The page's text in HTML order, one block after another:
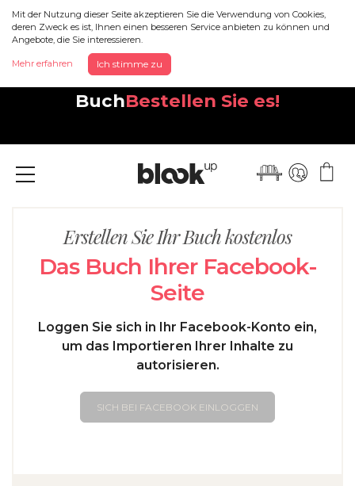
Mit der Nutzung dieser Seite akzeptieren Sie die Verwendung von Cookies,
deren Zweck es ist, Ihnen einen besseren Service anbieten zu können und
Angebote, die Sie interessieren.
Mehr erfahren Ich stimme zu
Entdecken Sie Ihr neues,
wunderschönes Instagram-
BuchBestellen Sie es!
Menü
Erstellen Sie Ihr Buch kostenlos
Das Buch Ihrer Facebook-
Seite
Loggen Sie sich in Ihr Facebook-Konto ein,
um das Importieren Ihrer Inhalte zu
autorisieren.
SICH BEI FACEBOOK EINLOGGEN